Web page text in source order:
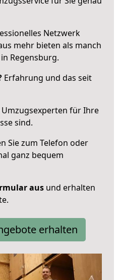
Netzwerk
mehr bieten als manch
Regensburg.
Erfahrung und das seit
Umzugsexperten für Ihre
sind.
Sie zum Telefon oder
ganz bequem
aus und erhalten
erhalten